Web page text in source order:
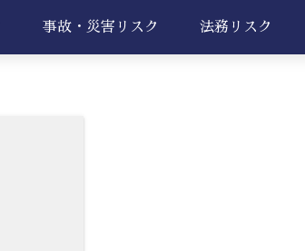
事故・災害リスク 法務リスク